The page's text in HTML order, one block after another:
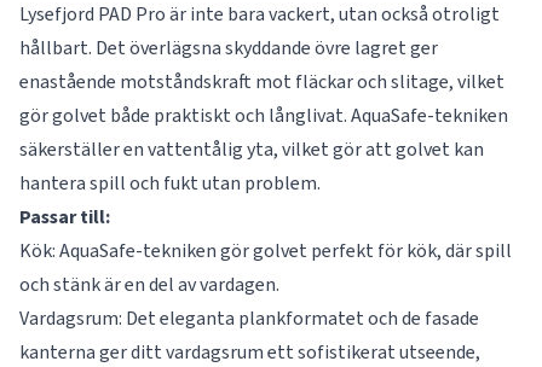
Lysefjord PAD Pro är inte bara vackert, utan också otroligt
hållbart. Det överlägsna skyddande övre lagret ger
enastående motståndskraft mot fläckar och slitage, vilket
gör golvet både praktiskt och långlivat. AquaSafe-tekniken
säkerställer en vattentålig yta, vilket gör att golvet kan
hantera spill och fukt utan problem.
Passar till:
Kök: AquaSafe-tekniken gör golvet perfekt för kök, där spill
och stänk är en del av vardagen.
Vardagsrum: Det eleganta plankformatet och de fasade
kanterna ger ditt vardagsrum ett sofistikerat utseende,